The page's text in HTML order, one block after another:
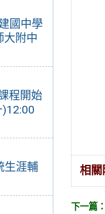
國中學
大附中
程開始
生涯輔
相關